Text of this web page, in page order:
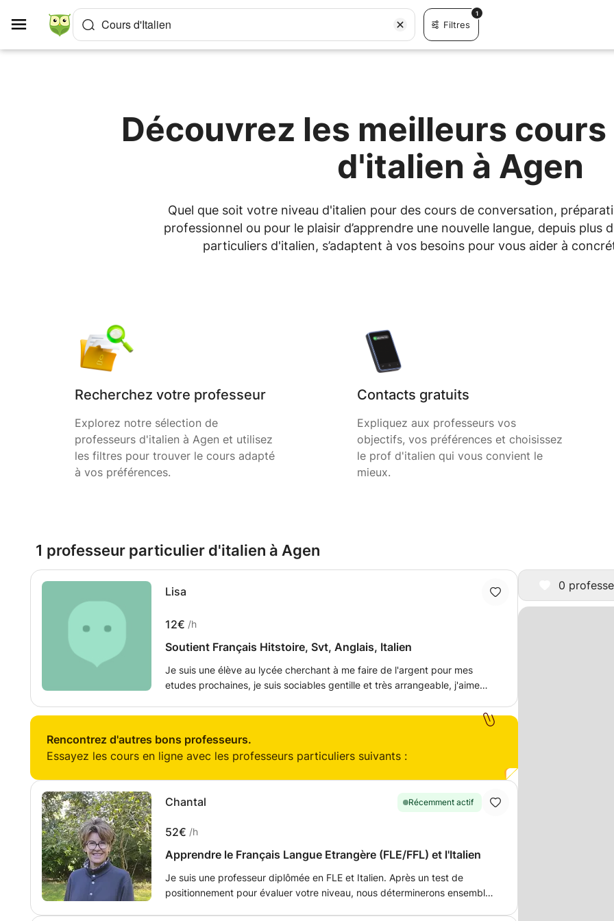
Cours d'Italien Filtres
1
Découvrez les meilleurs
d'italien à Agen
Quel que soit votre niveau d'italien pour des cours de conversation,
professionnel ou pour le plaisir d’apprendre une nouvelle langue, depuis plus
particuliers d'italien, s’adaptent à vos besoins pour vous aider à
Recherchez votre professeur
Explorez notre sélection de
professeurs d'italien à Agen et utilisez
les filtres pour trouver le cours adapté
à vos préférences.
Contacts gratuits
Expliquez aux professeurs vos
objectifs, vos préférences et choisissez
le prof d'italien qui vous convient le
mieux.
0
1 professeur particulier d'italien à Agen
Lisa
12€ /h
Soutient Français Hitstoire, Svt, Anglais, Italien
Je suis une élève au lycée cherchant à me faire de l'argent pour mes
etudes prochaines, je suis sociables gentille et très arrangeable, j'aime
animation
Rencontrez d'autres bons professeurs.
Essayez les cours en ligne avec les professeurs particuliers suivants :
Chantal Récemment actif
52€ /h
Apprendre le Français Langue Etrangère (FLE/FFL) et l'Italien
Je suis une professeur diplômée en FLE et Italien. Après un test de
positionnement pour évaluer votre niveau, nous déterminerons ensemble